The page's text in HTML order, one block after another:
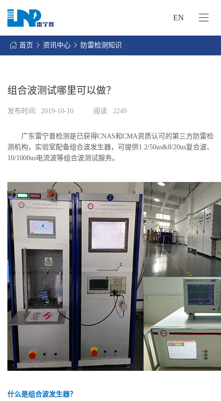
EN
首页 资讯中心 防雷检测知识
组合波测试哪里可以做？
发布时间: 2019-10-10 阅读: 2249
广东雷宁普检测是已获得CNAS和CMA资质认可的第三方防雷检
测机构，实验室配备组合波发生器，可提供1.2/50us&8/20us复合波、
10/1000us电流波等组合波测试服务。
什么是组合波发生器？
网
的
联
系
我